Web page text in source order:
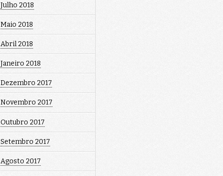
Julho 2018
Maio 2018
Abril 2018
Janeiro 2018
Dezembro 2017
Novembro 2017
Outubro 2017
Setembro 2017
Agosto 2017